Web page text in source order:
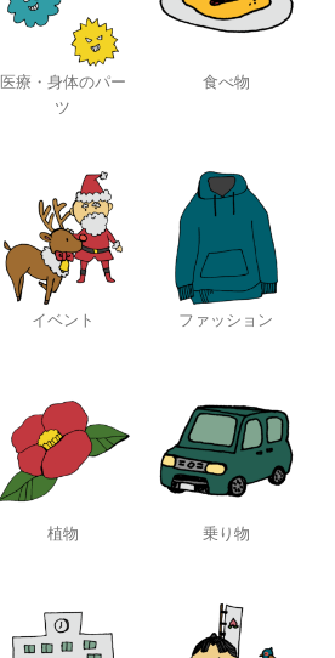
医療・身体のパー
ツ
食べ物
イベント ファッション
植物 乗り物